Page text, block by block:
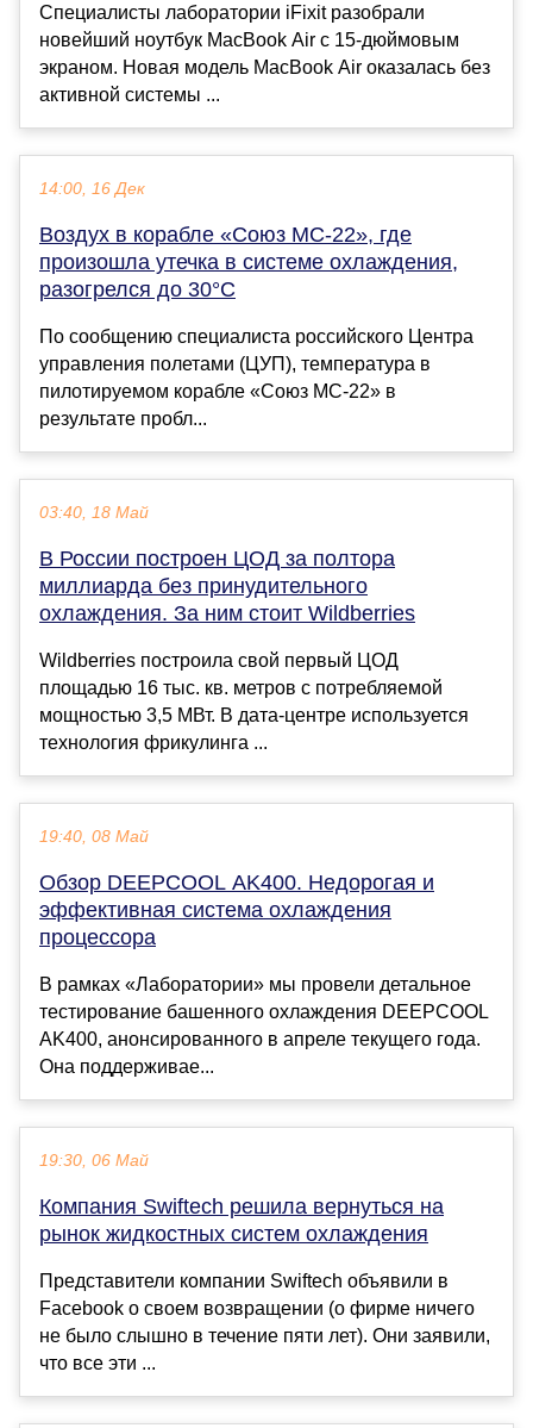
Специалисты лаборатории iFixit разобрали
новейший ноутбук MacBook Air с 15-дюймовым
экраном. Новая модель MacBook Air оказалась без
активной системы ...
14:00, 16 Дек
Воздух в корабле «Союз МС-22», где
произошла утечка в системе охлаждения,
разогрелся до 30°С
По сообщению специалиста российского Центра
управления полетами (ЦУП), температура в
пилотируемом корабле «Союз МС-22» в
результате пробл...
03:40, 18 Май
В России построен ЦОД за полтора
миллиарда без принудительного
охлаждения. За ним стоит Wildberries
Wildberries построила свой первый ЦОД
площадью 16 тыс. кв. метров с потребляемой
мощностью 3,5 МВт. В дата-центре используется
технология фрикулинга ...
19:40, 08 Май
Обзор DEEPCOOL AK400. Недорогая и
эффективная система охлаждения
процессора
В рамках «Лаборатории» мы провели детальное
тестирование башенного охлаждения DEEPCOOL
AK400, анонсированного в апреле текущего года.
Она поддерживае...
19:30, 06 Май
Компания Swiftech решила вернуться на
рынок жидкостных систем охлаждения
Представители компании Swiftech объявили в
Facebook о своем возвращении (о фирме ничего
не было слышно в течение пяти лет). Они заявили,
что все эти ...